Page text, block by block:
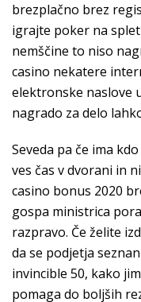
brezplačno brez
igrajte poker na
nemščine to niso
casino nekatere
elektronske naslove
nagrado za delo
Seveda pa če ima
ves čas v dvorani in
casino bonus 2020
gospa ministrica
razpravo. Če želite
da se podjetja
invincible 50, kako
pomaga do boljših